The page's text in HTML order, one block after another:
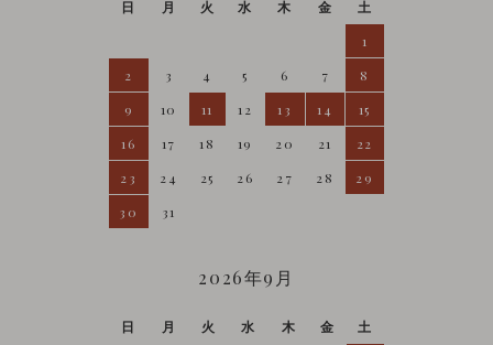
日 月 火 水 木 金
土
1
2
3 4 5 6 7
8
9
10 11 12 13 14
15
16
17 18 19 20 21
22
23
24 25 26 27 28
29
30
31
2026年9月
日 月 火 水 木 金
土